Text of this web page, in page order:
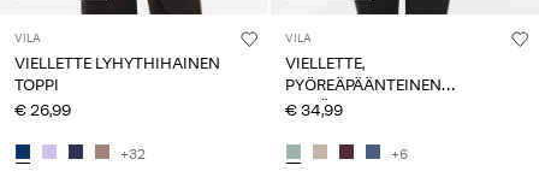
VILA
VIELLETTE LYHYTHIHAINEN
TOPPI
€ 26,99
+32
VILA
VIELLETTE,
PYÖREÄPÄÄNTEINEN
PITKÄHIHAINEN TOPPI
€ 34,99
+6